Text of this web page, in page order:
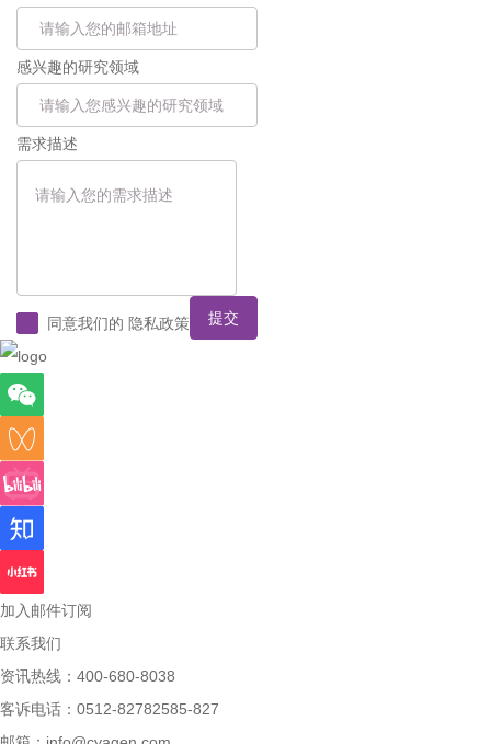
感兴趣的研究领域
需求描述
同意我们的 隐私政策 提交
加入邮件订阅
联系我们
资讯热线：400-680-8038
客诉电话：0512-82782585-827